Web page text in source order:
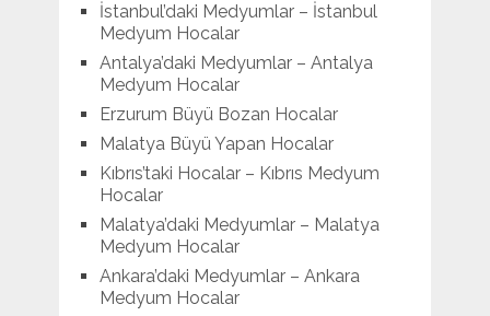
İstanbul’daki Medyumlar – İstanbul
Medyum Hocalar
Antalya’daki Medyumlar – Antalya
Medyum Hocalar
Erzurum Büyü Bozan Hocalar
Malatya Büyü Yapan Hocalar
Kıbrıs’taki Hocalar – Kıbrıs Medyum
Hocalar
Malatya’daki Medyumlar – Malatya
Medyum Hocalar
Ankara’daki Medyumlar – Ankara
Medyum Hocalar